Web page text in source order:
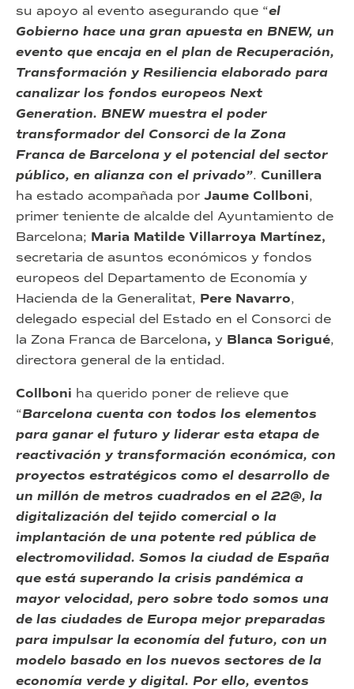
su apoyo al evento asegurando que “el
Gobierno hace una gran apuesta en BNEW, un
evento que encaja en el plan de Recuperación,
Transformación y Resiliencia elaborado para
canalizar los fondos europeos Next
Generation. BNEW muestra el poder
transformador del Consorci de la Zona
Franca de Barcelona y el potencial del sector
público, en alianza con el privado”. Cunillera
ha estado acompañada por Jaume Collboni,
primer teniente de alcalde del Ayuntamiento de
Barcelona; Maria Matilde Villarroya Martínez,
secretaria de asuntos económicos y fondos
europeos del Departamento de Economía y
Hacienda de la Generalitat, Pere Navarro,
delegado especial del Estado en el Consorci de
la Zona Franca de Barcelona, y Blanca Sorigué,
directora general de la entidad.
Collboni ha querido poner de relieve que
“Barcelona cuenta con todos los elementos
para ganar el futuro y liderar esta etapa de
reactivación y transformación económica, con
proyectos estratégicos como el desarrollo de
un millón de metros cuadrados en el 22@, la
digitalización del tejido comercial o la
implantación de una potente red pública de
electromovilidad. Somos la ciudad de España
que está superando la crisis pandémica a
mayor velocidad, pero sobre todo somos una
de las ciudades de Europa mejor preparadas
para impulsar la economía del futuro, con un
modelo basado en los nuevos sectores de la
economía verde y digital. Por ello, eventos